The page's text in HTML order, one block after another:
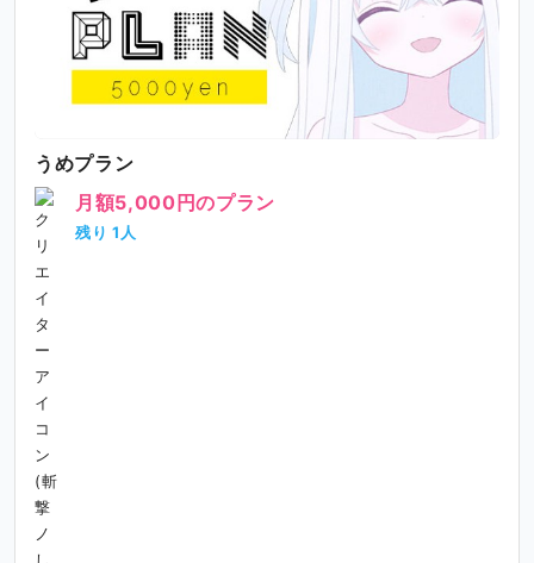
うめプラン
月額5,000円のプラン
残り 1人